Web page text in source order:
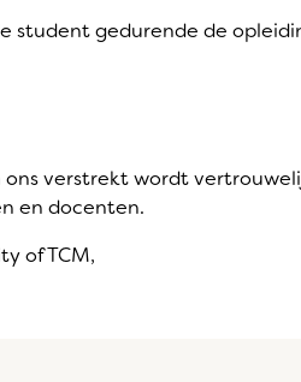
student gedurende de
ons verstrekt wordt
en docenten.
of TCM,